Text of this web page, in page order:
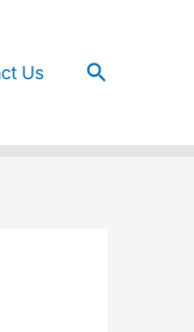
Us Cari